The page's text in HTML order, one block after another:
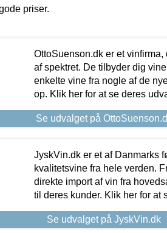
priser.
OttoSuenson.dk er et
af spektret. De tilbyder dig
enkelte vine fra nogle af de
op. Klik her for at se deres
Se udvalget på
JyskVin.dk er et af Danmarks
kvalitetsvine fra hele verden.
direkte import af vin fra
til deres kunder. Klik her for at
Se udvalget på JyskVin.dk